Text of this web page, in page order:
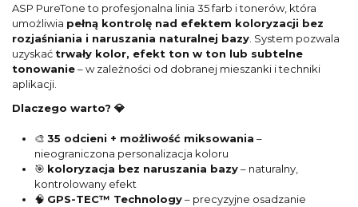
ASP PureTone to profesjonalna linia 35 farb i tonerów, która
umożliwia pełną kontrolę nad efektem koloryzacji bez
rozjaśniania i naruszania naturalnej bazy . System pozwala
uzyskać trwały kolor, efekt ton w ton lub subtelne
tonowanie– w zależności od dobranej mieszanki i techniki
aplikacji.
Dlaczego warto? 💎
🎨 35 odcieni + możliwość miksowania –
nieograniczona personalizacja koloru
🎯 koloryzacja bez naruszania bazy– naturalny,
kontrolowany efekt
🧠 GPS-TEC™ Technology– precyzyjne osadzanie